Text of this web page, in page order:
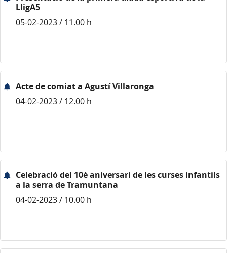
LligA5
05-02-2023 / 11.00 h
Acte de comiat a Agustí Villaronga
04-02-2023 / 12.00 h
Celebració del 10è aniversari de les curses infantils
a la serra de Tramuntana
04-02-2023 / 10.00 h